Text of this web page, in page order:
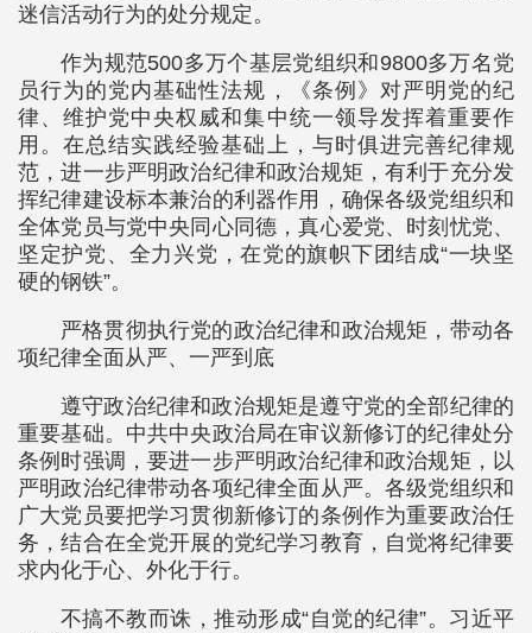
迷信活动行为的处分规定。
作为规范500多万个基层党组织和9800多万名党
员行为的党内基础性法规，《条例》对严明党的纪
律、维护党中央权威和集中统一领导发挥着重要作
用。在总结实践经验基础上，与时俱进完善纪律规
范，进一步严明政治纪律和政治规矩，有利于充分发
挥纪律建设标本兼治的利器作用，确保各级党组织和
全体党员与党中央同心同德，真心爱党、时刻忧党、
坚定护党、全力兴党，在党的旗帜下团结成“一块坚
硬的钢铁”。
严格贯彻执行党的政治纪律和政治规矩，带动各
项纪律全面从严、一严到底
遵守政治纪律和政治规矩是遵守党的全部纪律的
重要基础。中共中央政治局在审议新修订的纪律处分
条例时强调，要进一步严明政治纪律和政治规矩，以
严明政治纪律带动各项纪律全面从严。各级党组织和
广大党员要把学习贯彻新修订的条例作为重要政治任
务，结合在全党开展的党纪学习教育，自觉将纪律要
求内化于心、外化于行。
不搞不教而诛，推动形成“自觉的纪律”。习近平